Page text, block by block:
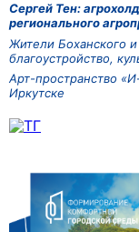
Сергей Тен:
регионального
Жители Боханского
благоустройство,
Арт-пространство
Иркутске